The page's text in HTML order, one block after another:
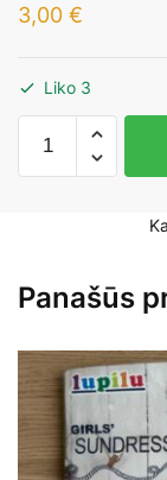
3,00 €
Liko 3
kiekis:
12mėn.
Panašūs